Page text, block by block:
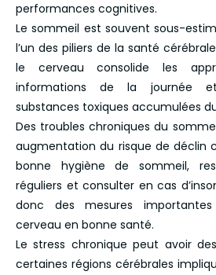
performances cognitives.
Le sommeil est souvent sous-
l’un des piliers de la santé
le cerveau consolide les
informations de la journée
substances toxiques accumulées
Des troubles chroniques du
augmentation du risque de déclin
bonne hygiène de sommeil,
réguliers et consulter en cas
donc des mesures
cerveau en bonne santé.
Le stress chronique peut avoir
certaines régions cérébrales